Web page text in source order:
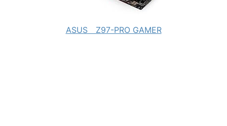
ASUS Z97-PRO GAMER